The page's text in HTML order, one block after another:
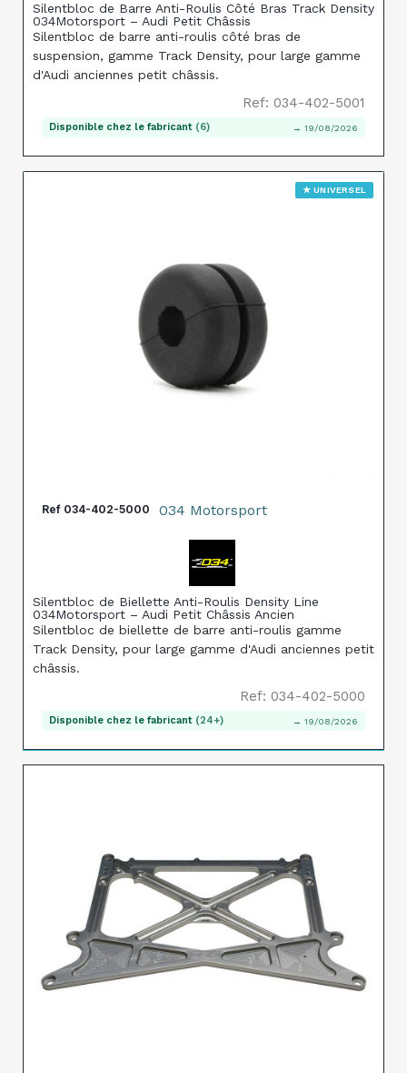
Silentbloc de Barre Anti-Roulis Côté Bras Track Density
034Motorsport – Audi Petit Châssis
Silentbloc de barre anti-roulis côté bras de
suspension, gamme Track Density, pour large gamme
d'Audi anciennes petit châssis.
Ref: 034-402-5001
Disponible chez le fabricant (6) → 19/08/2026
★ UNIVERSEL
Ref 034-402-5000 034 Motorsport
Silentbloc de Biellette Anti-Roulis Density Line
034Motorsport – Audi Petit Châssis Ancien
Silentbloc de biellette de barre anti-roulis gamme
Track Density, pour large gamme d'Audi anciennes petit
châssis.
Ref: 034-402-5000
Disponible chez le fabricant (24+) → 19/08/2026